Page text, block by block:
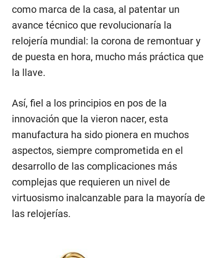
como marca de la casa, al patentar un
avance técnico que revolucionaría la
relojería mundial: la corona de remontuar y
de puesta en hora, mucho más práctica que
la llave.
Así, fiel a los principios en pos de la
innovación que la vieron nacer, esta
manufactura ha sido pionera en muchos
aspectos, siempre comprometida en el
desarrollo de las complicaciones más
complejas que requieren un nivel de
virtuosismo inalcanzable para la mayoría de
las relojerías.